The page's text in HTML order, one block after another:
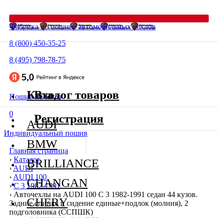
Фабрика по пошиву автомобильных чехлов
8 (800) 450-35-25
8 (495) 798-78-75
Пошив на заказ
0
Индивидуальный пошив
Главная страница
› Каталог
›AUDI
› AUDI 100
› C 3 1982-1991
› Авточехлы на AUDI 100 C 3 1982-1991 седан 44 кузов.
Задние спинка и сидение единые+подлок (молния), 2
подголовника (ССПШК)
Каталог товаров
AUDI
BMW
BRILLIANCE
CHANGAN
CHERY
Вход
Регистрация